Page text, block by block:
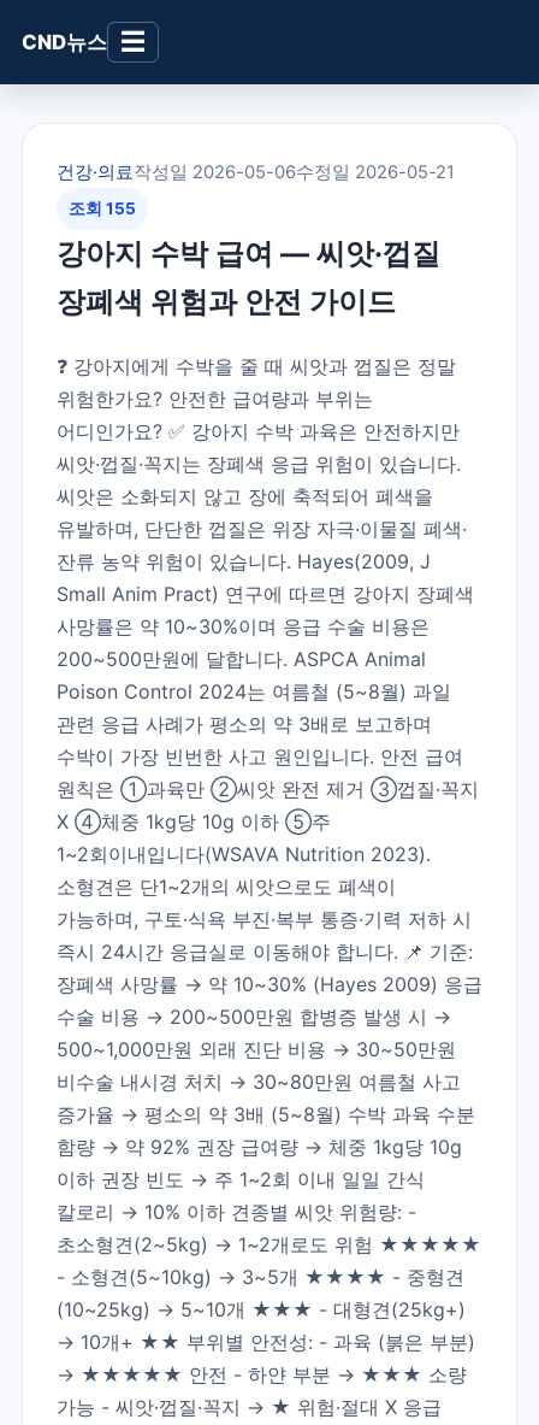
CND뉴스 ☰
건강·의료작성일 2026-05-06수정일 2026-05-21
조회 155
강아지 수박 급여 — 씨앗·껍질
장폐색 위험과 안전 가이드
❓ 강아지에게 수박을 줄 때 씨앗과 껍질은 정말
위험한가요? 안전한 급여량과 부위는
어디인가요? ✅ 강아지 수박 과육은 안전하지만
씨앗·껍질·꼭지는 장폐색 응급 위험이 있습니다.
씨앗은 소화되지 않고 장에 축적되어 폐색을
유발하며, 단단한 껍질은 위장 자극·이물질 폐색·
잔류 농약 위험이 있습니다. Hayes(2009, J
Small Anim Pract) 연구에 따르면 강아지 장폐색
사망률은 약 10~30%이며 응급 수술 비용은
200~500만원에 달합니다. ASPCA Animal
Poison Control 2024는 여름철 (5~8월) 과일
관련 응급 사례가 평소의 약 3배로 보고하며
수박이 가장 빈번한 사고 원인입니다. 안전 급여
원칙은 ①과육만 ②씨앗 완전 제거 ③껍질·꼭지
X ④체중 1kg당 10g 이하 ⑤주
1~2회이내입니다(WSAVA Nutrition 2023).
소형견은 단1~2개의 씨앗으로도 폐색이
가능하며, 구토·식욕 부진·복부 통증·기력 저하 시
즉시 24시간 응급실로 이동해야 합니다. 📌 기준:
장폐색 사망률 → 약 10~30% (Hayes 2009) 응급
수술 비용 → 200~500만원 합병증 발생 시 →
500~1,000만원 외래 진단 비용 → 30~50만원
비수술 내시경 처치 → 30~80만원 여름철 사고
증가율 → 평소의 약 3배 (5~8월) 수박 과육 수분
함량 → 약 92% 권장 급여량 → 체중 1kg당 10g
이하 권장 빈도 → 주 1~2회 이내 일일 간식
칼로리 → 10% 이하 견종별 씨앗 위험량: -
초소형견(2~5kg) → 1~2개로도 위험 ★★★★★
- 소형견(5~10kg) → 3~5개 ★★★★ - 중형견
(10~25kg) → 5~10개 ★★★ - 대형견(25kg+)
→ 10개+ ★★ 부위별 안전성: - 과육 (붉은 부분)
→ ★★★★★ 안전 - 하얀 부분 → ★★★ 소량
가능 - 씨앗·껍질·꼭지 → ★ 위험·절대 X 응급